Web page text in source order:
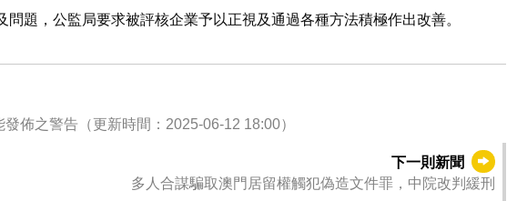
問題，公監局要求被評核企業予以正視及通過各種方法積極作出改善。
佈之警告（更新時間：2025-06-12 18:00）
下一則新聞
多人合謀騙取澳門居留權觸犯偽造文件罪，中院改判緩刑